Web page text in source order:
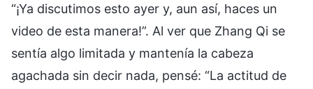
“¡Ya discutimos esto ayer y, aun así, haces un
video de esta manera!”. Al ver que Zhang Qi se
sentía algo limitada y mantenía la cabeza
agachada sin decir nada, pensé: “La actitud de